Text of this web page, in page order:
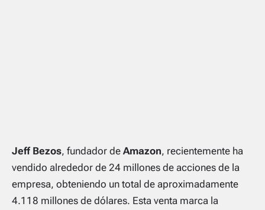
Jeff Bezos, fundador de Amazon, recientemente ha
vendido alrededor de 24 millones de acciones de la
empresa, obteniendo un total de aproximadamente
4.118 millones de dólares. Esta venta marca la